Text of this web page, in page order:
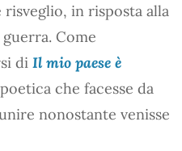
in risposta alla
Come
di Il mio paese è
che facesse da
nonostante venisse